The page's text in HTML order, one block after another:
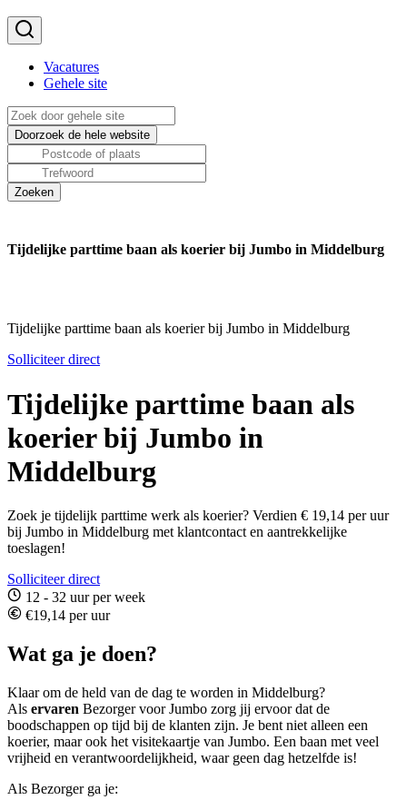
Vacatures
Gehele site
Tijdelijke parttime baan als koerier bij Jumbo in Middelburg
Tijdelijke parttime baan als koerier bij Jumbo in Middelburg
Solliciteer direct
Tijdelijke parttime baan als
koerier bij Jumbo in
Middelburg
Zoek je tijdelijk parttime werk als koerier? Verdien € 19,14 per uur
bij Jumbo in Middelburg met klantcontact en aantrekkelijke
toeslagen!
Solliciteer direct
12 - 32 uur per week
€19,14 per uur
Wat ga je doen?
Klaar om de held van de dag te worden in Middelburg?
Als ervaren Bezorger voor Jumbo zorg jij ervoor dat de
boodschappen op tijd bij de klanten zijn. Je bent niet alleen een
koerier, maar ook het visitekaartje van Jumbo. Een baan met veel
vrijheid en verantwoordelijkheid, waar geen dag hetzelfde is!
Als Bezorger ga je: